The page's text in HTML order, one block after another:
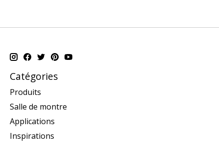
Catégories
Produits
Salle de montre
Applications
Inspirations